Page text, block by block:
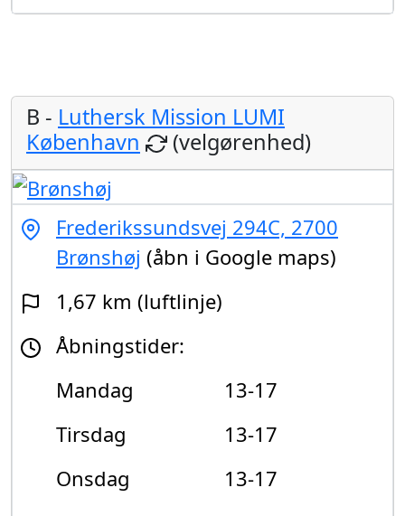
B - Luthersk Mission LUMI
København
(velgørenhed)
Frederikssundsvej 294C, 2700
Brønshøj (åbn i Google maps)
1,67 km (luftlinje)
Åbningstider:
Mandag
13-17
Tirsdag
13-17
Onsdag
13-17